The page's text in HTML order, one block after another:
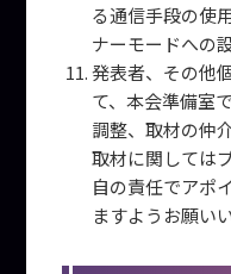
る通信手段の使
ナーモードへの
発表者、その他
て、本会準備室
調整、取材の仲
取材に関しては
自の責任でアポ
ますようお願い